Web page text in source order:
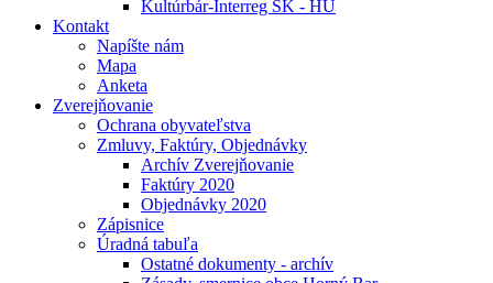
Kultúrbár-Interreg SK - HU
Kontakt
Napíšte nám
Mapa
Anketa
Zverejňovanie
Ochrana obyvateľstva
Zmluvy, Faktúry, Objednávky
Archív Zverejňovanie
Faktúry 2020
Objednávky 2020
Zápisnice
Úradná tabuľa
Ostatné dokumenty - archív